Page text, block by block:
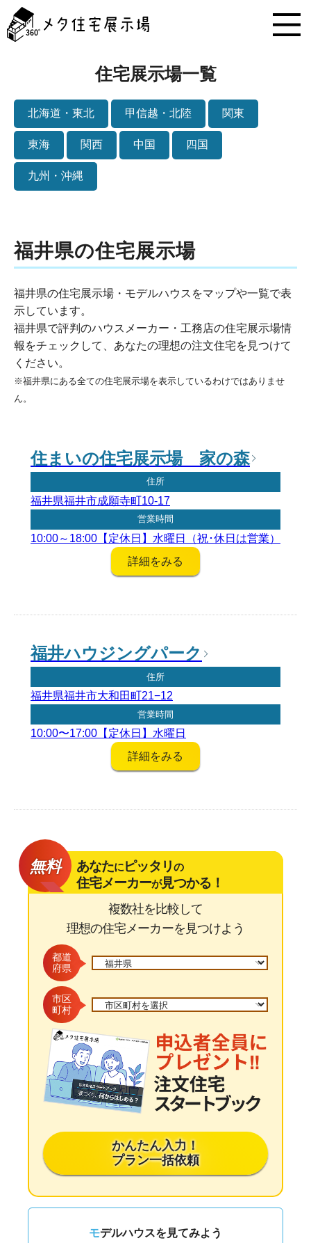
タ
住
住宅展示場一覧
北海道・東北 甲信越・北陸 関東
東海 関西 中国 四国
九州・沖縄
福井県の住宅展示場
福井県の住宅展示場・モデルハウスをマップや一覧で表
示しています。
福井県で評判のハウスメーカー・工務店の住宅展示場情
報をチェックして、あなたの理想の注文住宅を見つけて
ください。
※福井県にある全ての住宅展示場を表示しているわけではありませ
ん。
住まいの住宅展示場 家の森
住所
福井県福井市成願寺町10-17
営業時間
10:00～18:00【定休日】水曜日（祝･休日は営業）
詳細をみる
福井ハウジングパーク
住所
福井県福井市大和田町21−12
営業時間
10:00〜17:00【定休日】水曜日
詳細をみる
無料 あなたにピッタリの
住宅メーカーが見つかる！
複数社を比較して
理想の住宅メーカーを見つけよう
都道
府県
市区
町村
かんたん入力！
プラン一括依頼
モデルハウスを見てみよう